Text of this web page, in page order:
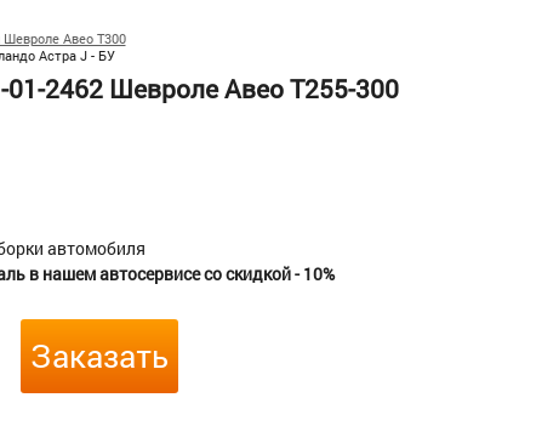
Шевроле Авео Т300
Астра J - БУ
2462 Шевроле Авео Т255-300
автомобиля
в нашем автосервисе со скидкой - 10%
Заказать